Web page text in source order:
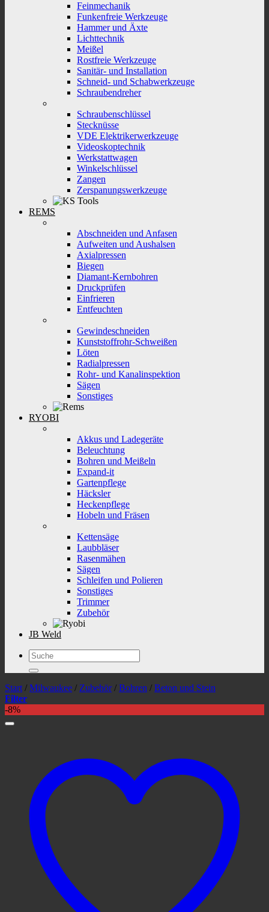
Feinmechanik
Funkenfreie Werkzeuge
Hammer und Äxte
Lichttechnik
Meißel
Rostfreie Werkzeuge
Sanitär- und Installation
Schneid- und Schabwerkzeuge
Schraubendreher
Schraubenschlüssel
Stecknüsse
VDE Elektrikerwerkzeuge
Videoskoptechnik
Werkstattwagen
Winkelschlüssel
Zangen
Zerspanungswerkzeuge
REMS
Abschneiden und Anfasen
Aufweiten und Aushalsen
Axialpressen
Biegen
Diamant-Kernbohren
Druckprüfen
Einfrieren
Entfeuchten
Gewindeschneiden
Kunststoffrohr-Schweißen
Löten
Radialpressen
Rohr- und Kanalinspektion
Sägen
Sonstiges
RYOBI
Akkus und Ladegeräte
Beleuchtung
Bohren und Meißeln
Expand-it
Gartenpflege
Häcksler
Heckenpflege
Hobeln und Fräsen
Kettensäge
Laubbläser
Rasenmähen
Sägen
Schleifen und Polieren
Sonstiges
Trimmer
Zubehör
JB Weld
Suchen
nach:
Start / Milwaukee / Zubehör / Bohren / Beton und Stein
Filter
-8%